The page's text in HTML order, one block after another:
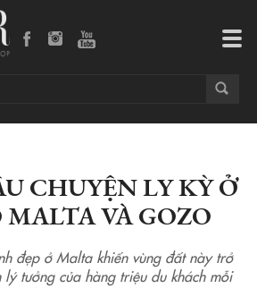
CHUYỆN LY KỲ Ở
VÀ GOZO
đẹp ở Malta khiến vùng đất này trở
lý tưởng của hàng triệu du khách mỗi
ly kỳ ở quốc đảo Malta và Gozo